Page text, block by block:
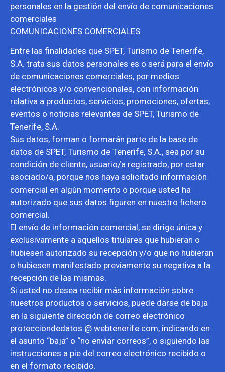
personales en la gestión del envío de comunicaciones
comerciales
COMUNICACIONES COMERCIALES
Entre las finalidades que SPET, Turismo de Tenerife,
S.A. trata sus datos personales es o será para el envío
de comunicaciones comerciales, por medios
electrónicos y/o convencionales, con información
relativa a productos, servicios, promociones, ofertas,
eventos o noticias relevantes de SPET, Turismo de
Tenerife, S.A.
Sus datos, forman o formarán parte de la base de
datos de SPET, Turismo de Tenerife, S.A., sea por su
condición de cliente, usuario/a registrado, por estar
asociado/a, porque nos haya solicitado información
comercial en algún momento o porque usted ha
autorizado que sus datos figuren en nuestro fichero
comercial.
El envío de información comercial, se dirige única y
exclusivamente a aquellos titulares que hubieran o
hubiesen autorizado su recepción y/o que no hubieran
o hubiesen manifestado previamente su negativa a la
recepción de las mismas.
Si usted no desea recibir más información sobre
nuestros productos o servicios, puede darse de baja
en la siguiente dirección de correo electrónico
protecciondedatos @ webtenerife.com, indicando en
el asunto “baja” o “no enviar correos”, o siguiendo las
instrucciones a pie del correo electrónico recibido o
en el formato recibido.